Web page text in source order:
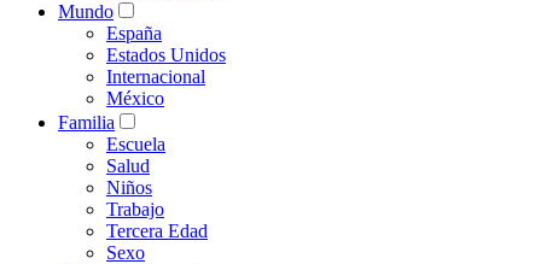
Mundo
España
Estados Unidos
Internacional
México
Familia
Escuela
Salud
Niños
Trabajo
Tercera Edad
Sexo